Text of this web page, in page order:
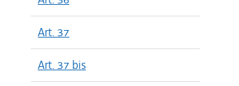
Art. 37
Art. 37 bis